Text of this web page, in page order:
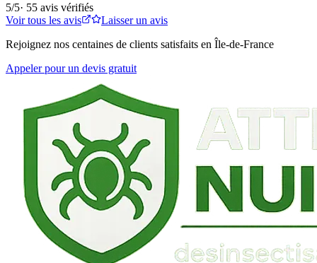
5/5· 55 avis vérifiés
Voir tous les avis
Laisser un avis
Rejoignez nos centaines de clients satisfaits en Île-de-France
Appeler pour un devis gratuit